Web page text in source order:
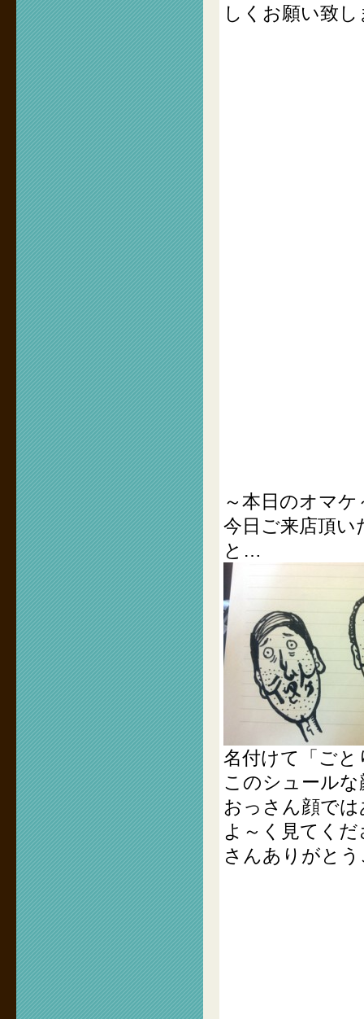
しくお願い致
～本日のオマケ
今日ご来店頂
と…
名付けて「ご
このシュール
おっさん顔で
よ～く見てく
さんありがと